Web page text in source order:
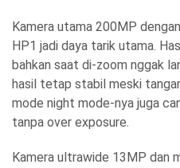
Kamera utama 200MP
HP1 jadi daya tarik utama.
bahkan saat di-zoom nggak
hasil tetap stabil meski
mode night mode-nya juga
tanpa over exposure.
Kamera ultrawide 13MP dan